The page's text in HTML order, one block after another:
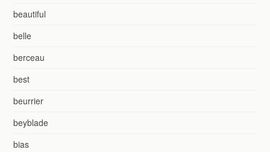
beautiful
belle
berceau
best
beurrier
beyblade
bias